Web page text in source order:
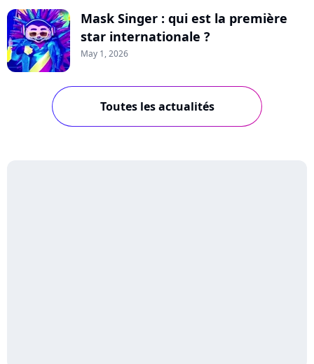
Mask Singer : qui est la première
star internationale ?
May 1, 2026
Toutes les actualités